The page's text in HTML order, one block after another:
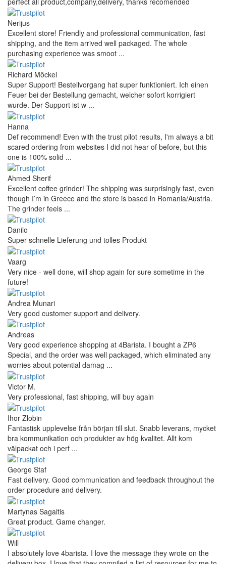
Nerijus
Excellent store! Friendly and professional communication, fast
shipping, and the item arrived well packaged. The whole
purchasing experience was smoot ...
Richard Möckel
Super Support! Bestellvorgang hat super funktioniert. Ich einen
Feuer bei der Bestellung gemacht, welcher sofort korrigiert
wurde. Der Support ist w ...
Hanna
Def recommend! Even with the trust pilot results, I'm always a bit
scared ordering from websites I did not hear of before, but this
one is 100% solid ...
Ahmed Sherif
Excellent coffee grinder! The shipping was surprisingly fast, even
though I’m in Greece and the store is based in Romania/Austria.
The grinder feels ...
Danilo
Super schnelle Lieferung und tolles Produkt
Vaarg
Very nice - well done, will shop again for sure sometime in the
future!
Andrea Munari
Very good customer support and delivery.
Andreas
Very good experience shopping at 4Barista. I bought a ZP6
Special, and the order was well packaged, which eliminated any
worries about potential damag ...
Victor M.
Very professional, fast shipping, will buy again
Ihor Zlobin
Fantastisk upplevelse från början till slut. Snabb leverans, mycket
bra kommunikation och produkter av hög kvalitet. Allt kom
välpackat och i perf ...
George Staf
Fast delivery. Good communication and feedback throughout the
order procedure and delivery.
Martynas Sagaitis
Great product. Game changer.
Will
I absolutely love 4barista. I love the message they wrote on the